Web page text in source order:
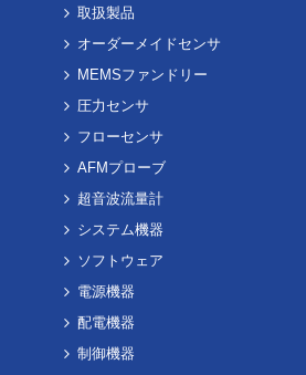
取扱製品
オーダーメイドセンサ
MEMSファンドリー
圧力センサ
フローセンサ
AFMプローブ
超音波流量計
システム機器
ソフトウェア
電源機器
配電機器
制御機器